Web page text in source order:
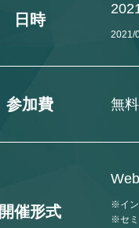
日時
2021/
参加費 無料
開催形式
※イン
※セミ